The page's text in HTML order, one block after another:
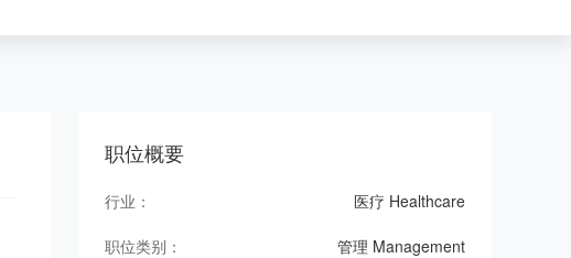
职位概要
行业： 医疗 Healthcare
职位类别： 管理 Management